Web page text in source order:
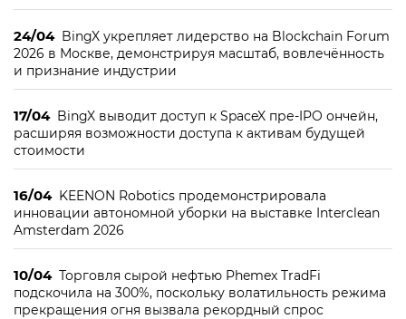
24/04 BingX укрепляет лидерство на Blockchain Forum
2026 в Москве, демонстрируя масштаб, вовлечённость
и признание индустрии
17/04 BingX выводит доступ к SpaceX пре-IPO ончейн,
расширяя возможности доступа к активам будущей
стоимости
16/04 KEENON Robotics продемонстрировала
инновации автономной уборки на выставке Interclean
Amsterdam 2026
10/04 Торговля сырой нефтью Phemex TradFi
подскочила на 300%, поскольку волатильность режима
прекращения огня вызвала рекордный спрос